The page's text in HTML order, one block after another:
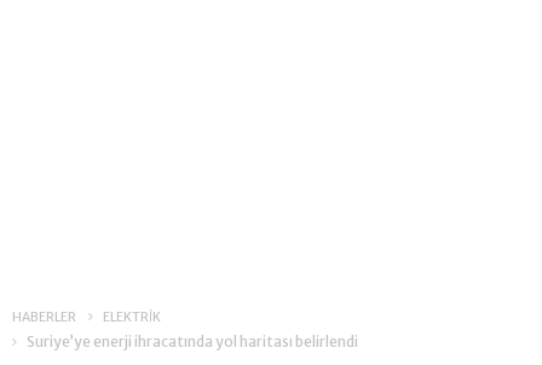
HABERLER ELEKTRİK
Suriye’ye enerji ihracatında yol haritası belirlendi